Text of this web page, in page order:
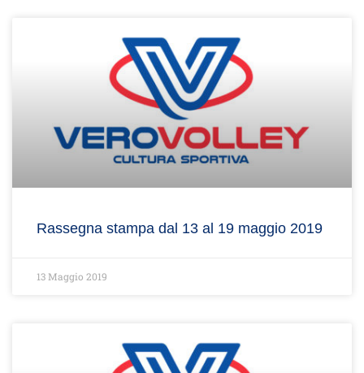
Rassegna stampa dal 13 al 19 maggio 2019
13 Maggio 2019